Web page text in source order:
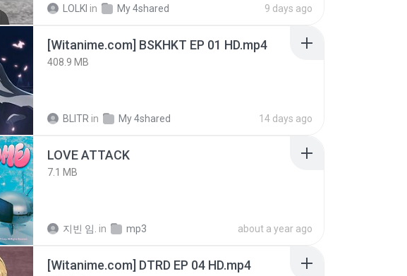
LOLKI in My 4shared 9 days ago
[Witanime.com] BSKHKT EP 01 HD.mp4
408.9 MB
BLITR in My 4shared 14 days ago
LOVE ATTACK
7.1 MB
지빈 임. in mp3 about a year ago
[Witanime.com] DTRD EP 04 HD.mp4